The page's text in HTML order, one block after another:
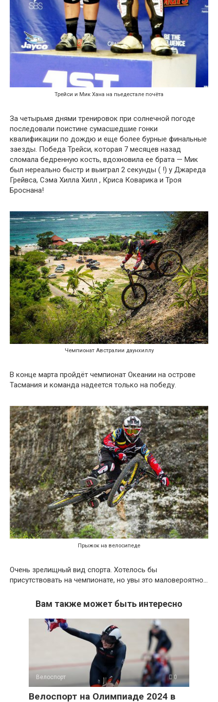
Трейси и Мик Хана на пьедестале почёта
За четырьмя днями тренировок при солнечной погоде
последовали поистине сумасшедшие гонки
квалификации по дождю и еще более бурные финальные
заезды. Победа Трейси, которая 7 месяцев назад
сломала бедренную кость, вдохновила ее брата — Мик
был нереально быстр и выиграл 2 секунды ( !) у Джареда
Грейвса, Сэма Хилла Хилл , Криса Коварика и Троя
Броснана!
Чемпионат Австралии даунхиллу
В конце марта пройдёт чемпионат Океании на острове
Тасмания и команда надеется только на победу.
Прыжок на велосипеде
Очень зрелищный вид спорта. Хотелось бы
присутствовать на чемпионате, но увы это маловероятно…
Вам также может быть интересно
Велоспорт 0
Велоспорт на Олимпиаде 2024 в